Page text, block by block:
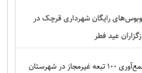
رایگان شهرداری قرچک در
عید فطر
جمع‌آوری ۱۰۰ تبعه غیرمجاز در شهرستان